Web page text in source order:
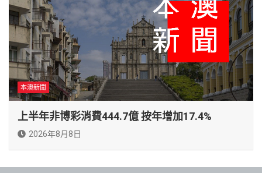
本澳新聞
上半年非博彩消費444.7億 按年增加17.4%
2026年8月8日